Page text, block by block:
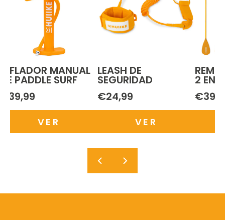
INFLADOR MANUAL
DE PADDLE SURF
€39,99
VER
LEASH DE
SEGURIDAD
€24,99
VER
2 EN 1